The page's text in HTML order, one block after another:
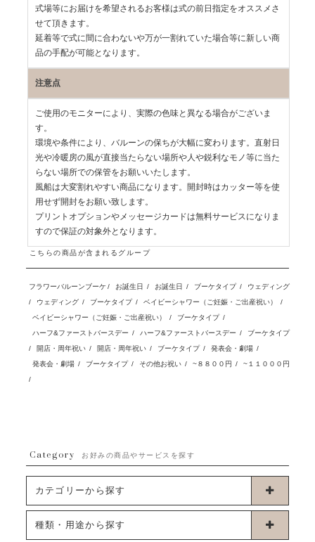
式場等にお届けを希望されるお客様は式の前日指定をオススメさ
せて頂きます。
延着等で式に間に合わないや万が一割れていた場合等に新しい商
品の手配が可能となります。
注意点
ご使用のモニターにより、実際の色味と異なる場合がございま
す。
環境や条件により、バルーンの保ちが大幅に変わります。直射日
光や冷暖房の風が直接当たらない場所や人や鋭利なモノ等に当た
らない場所での保管をお願いいたします。
風船は大変割れやすい商品になります。開封時はカッター等を使
用せず開封をお願い致します。
プリントオプションやメッセージカードは無料サービスになりま
すので保証の対象外となります。
こちらの商品が含まれるグループ
フラワーバルーンブーケ / お誕生日 / お誕生日 / ブーケタイプ /
ウェディング
/
ウェディング / ブーケタイプ / ベイビーシャワー（ご妊娠・ご出産祝い）
/
ベイビーシャワー（ご妊娠・ご出産祝い）
/ ブーケタイプ /
ハーフ&ファーストバースデー / ハーフ&ファーストバースデー /
ブーケタイプ
/
開店・周年祝い / 開店・周年祝い / ブーケタイプ / 発表会・劇場 /
発表会・劇場 / ブーケタイプ / その他お祝い / ~８８００円 /
~１１０００円
/
Category お好みの商品やサービスを探す
カテゴリーから探す
卓上タイプバルーン
種類・用途から探す